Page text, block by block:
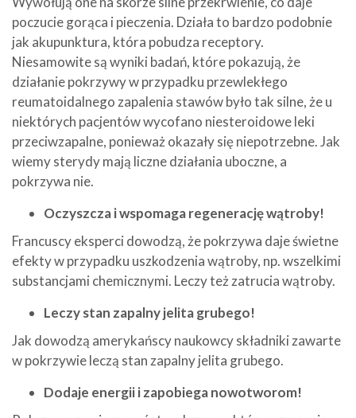
poczucie gorąca i pieczenia. Działa to bardzo podobnie
jak akupunktura, która pobudza receptory.
Niesamowite są wyniki badań, które pokazują, że
działanie pokrzywy w przypadku przewlekłego
reumatoidalnego zapalenia stawów było tak silne, że u
niektórych pacjentów wycofano niesteroidowe leki
przeciwzapalne, ponieważ okazały się niepotrzebne. Jak
wiemy sterydy mają liczne działania uboczne, a
pokrzywa nie.
Oczyszcza i wspomaga regenerację wątroby!
Francuscy eksperci dowodzą, że pokrzywa daje świetne
efekty w przypadku uszkodzenia wątroby, np. wszelkimi
substancjami chemicznymi. Leczy też zatrucia wątroby.
Leczy stan zapalny jelita grubego!
Jak dowodzą amerykańscy naukowcy składniki zawarte
w pokrzywie leczą stan zapalny jelita grubego.
Dodaje energii i zapobiega nowotworom!